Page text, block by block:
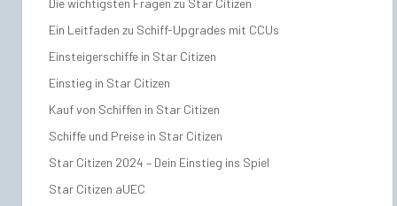
Die wichtigsten Fragen zu Star Citizen
Ein Leitfaden zu Schiff-Upgrades mit CCUs
Einsteigerschiffe in Star Citizen
Einstieg in Star Citizen
Kauf von Schiffen in Star Citizen
Schiffe und Preise in Star Citizen
Star Citizen 2024 – Dein Einstieg ins Spiel
Star Citizen aUEC